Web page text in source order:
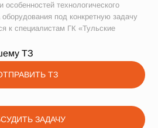
особенностей технологического
под конкретную задачу
к специалистам ГК «Тульские
ТЗ
ТЗ
ЗАДАЧУ